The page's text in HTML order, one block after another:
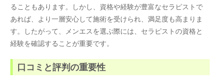
ることもあります。しかし、資格や経験が豊富なセラピストで
あれば、より一層安心して施術を受けられ、満足度も高まりま
す。したがって、メンエスを選ぶ際には、セラピストの資格と
経験を確認することが重要です。
口コミと評判の重要性